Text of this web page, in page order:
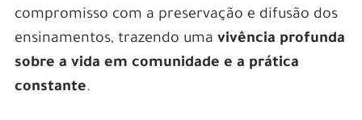
compromisso com a preservação e difusão dos
ensinamentos, trazendo uma vivência profunda
sobre a vida em comunidade e a prática
constante.